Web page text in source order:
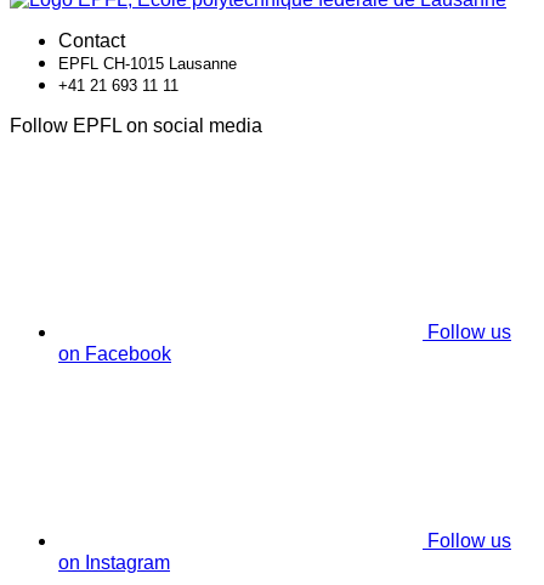
Contact
EPFL CH-1015 Lausanne
+41 21 693 11 11
Follow EPFL on social media
Follow us
on Facebook
Follow us
on Instagram